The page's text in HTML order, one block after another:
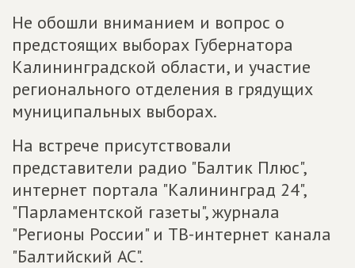
Не обошли вниманием и вопрос о
предстоящих выборах Губернатора
Калининградской области, и участие
регионального отделения в грядущих
муниципальных выборах.
На встрече присутствовали
представители радио "Балтик Плюс",
интернет портала "Калининград 24",
"Парламентской газеты", журнала
"Регионы России" и ТВ-интернет канала
"Балтийский АС".